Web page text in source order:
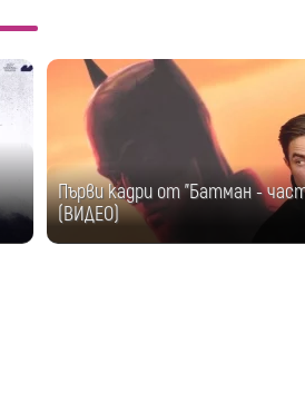
Първи кадри от "Батман -
(ВИДЕО)